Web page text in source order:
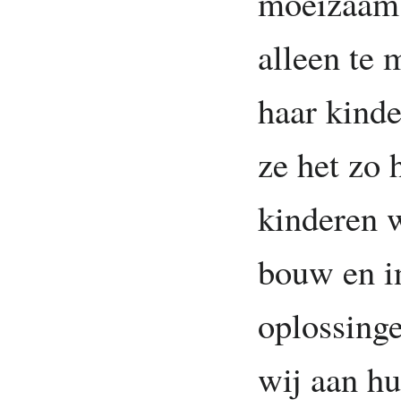
alleen te
haar
ze het zo
kinderen
bouw en
wij aan